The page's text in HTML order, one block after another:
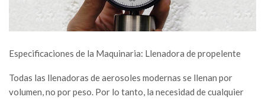
Especificaciones de la Maquinaria: Llenadora de propelente
Todas las llenadoras de aerosoles modernas se llenan por
volumen, no por peso. Por lo tanto, la necesidad de cualquier